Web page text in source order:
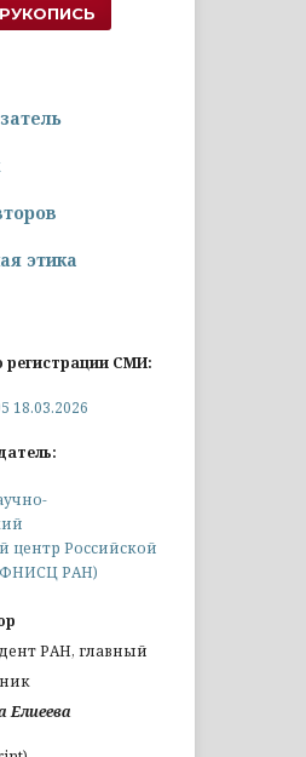
этика
регистрации СМИ:
18.03.2026
центр Российской
РАН)
РАН, главный
Елиеева